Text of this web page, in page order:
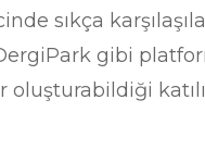
sıkça
gibi